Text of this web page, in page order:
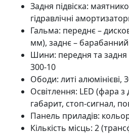
Задня підвіска:
гідравлічні
Гальма: переднє –
мм), заднє –
Шини: передня та
300-10
Ободи: литі алюмінієві,
Освітлення: LED (фара
габарит, стоп-сигнал,
Панель приладів:
Кількість місць: 2